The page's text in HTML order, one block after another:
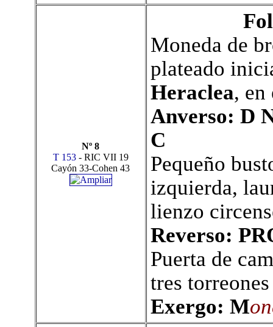
Nº 8
T 153- RIC VII 19
Cayón 33-Cohen 43
Moneda de
plateado
Heraclea, en
Anverso: D
C
Pequeño
izquierda,
lienzo
Reverso:
Puerta de
tres
Exergo: M